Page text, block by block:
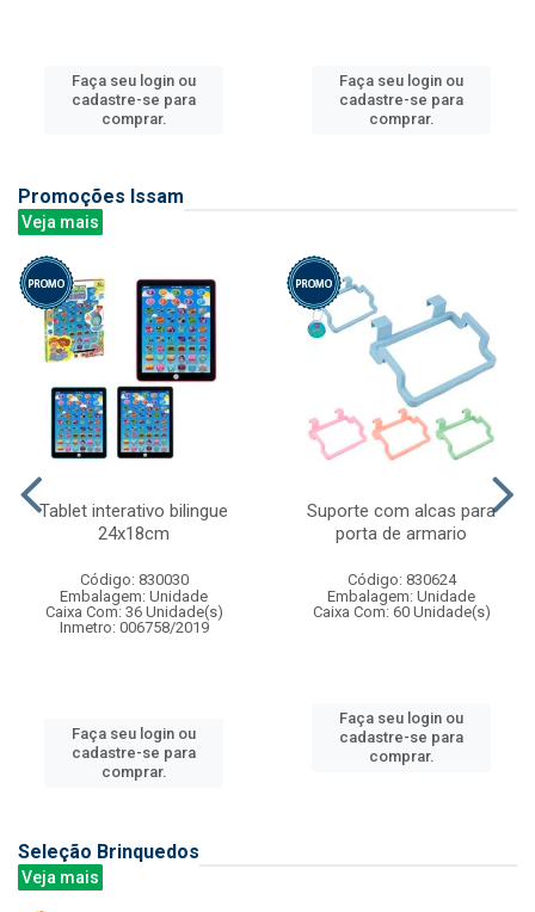
Faça seu login ou
cadastre-se para
comprar.
Faça seu login ou
cadastre-se para
comprar.
Promoções Issam
Veja mais
Tablet interativo bilingue
24x18cm
Código: 830030
Embalagem: Unidade
Caixa Com: 36 Unidade(s)
Inmetro: 006758/2019
Faça seu login ou
cadastre-se para
comprar.
Suporte com alcas para
porta de armario
Código: 830624
Embalagem: Unidade
Caixa Com: 60 Unidade(s)
Faça seu login ou
cadastre-se para
comprar.
Seleção Brinquedos
Veja mais